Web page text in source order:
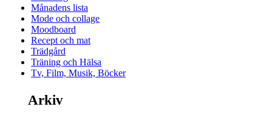
Månadens lista
Mode och collage
Moodboard
Recept och mat
Trädgård
Träning och Hälsa
Tv, Film, Musik, Böcker
Arkiv